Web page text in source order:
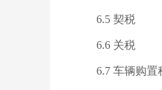
6.5 契税
6.6 关税
6.7 车辆购